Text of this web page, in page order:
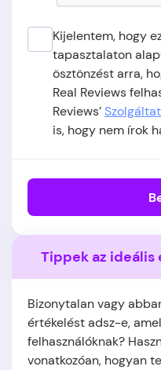
Kijelentem, hogy
tapasztalaton
ösztönzést arra,
Real Reviews
Reviews’
is, hogy nem írok
Tippek az ideális
Bizonytalan vagy
értékelést adsz-e,
felhasználóknak?
vonatkozóan, hogyan